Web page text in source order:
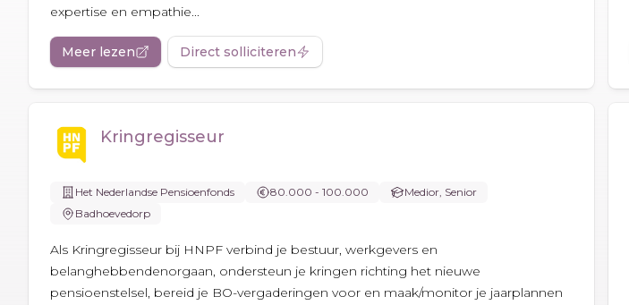
expertise en empathie...
Meer lezen Direct solliciteren
Kringregisseur
Het Nederlandse Pensioenfonds 80.000 - 100.000
Medior, Senior
Badhoevedorp
Als Kringregisseur bij HNPF verbind je bestuur, werkgevers en
belanghebbendenorgaan, ondersteun je kringen richting het nieuwe
pensioenstelsel, bereid je BO-vergaderingen voor en maak/monitor je jaarplannen